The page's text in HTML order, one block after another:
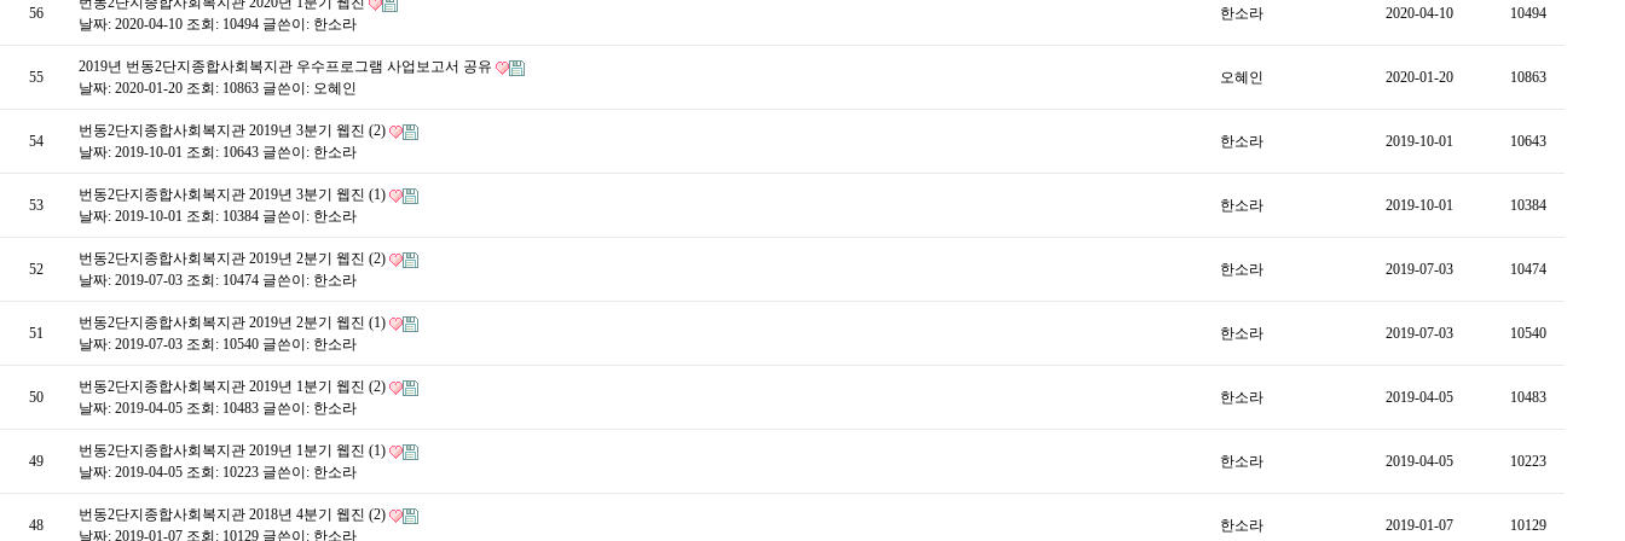
56
날짜: 2020-04-10 조회: 10494 글쓴이: 한소라
한소라 2020-04-10 10494
55
2019년 번동2단지종합사회복지관 우수프로그램 사업보고서 공유
날짜: 2020-01-20 조회: 10863 글쓴이: 오혜인
오혜인 2020-01-20 10863
54
번동2단지종합사회복지관 2019년 3분기 웹진 (2)
날짜: 2019-10-01 조회: 10643 글쓴이: 한소라
한소라 2019-10-01 10643
53
번동2단지종합사회복지관 2019년 3분기 웹진 (1)
날짜: 2019-10-01 조회: 10384 글쓴이: 한소라
한소라 2019-10-01 10384
52
번동2단지종합사회복지관 2019년 2분기 웹진 (2)
날짜: 2019-07-03 조회: 10474 글쓴이: 한소라
한소라 2019-07-03 10474
51
번동2단지종합사회복지관 2019년 2분기 웹진 (1)
날짜: 2019-07-03 조회: 10540 글쓴이: 한소라
한소라 2019-07-03 10540
50
번동2단지종합사회복지관 2019년 1분기 웹진 (2)
날짜: 2019-04-05 조회: 10483 글쓴이: 한소라
한소라 2019-04-05 10483
49
번동2단지종합사회복지관 2019년 1분기 웹진 (1)
날짜: 2019-04-05 조회: 10223 글쓴이: 한소라
한소라 2019-04-05 10223
48
번동2단지종합사회복지관 2018년 4분기 웹진 (2)
날짜: 2019-01-07 조회: 10129 글쓴이: 한소라
한소라 2019-01-07 10129